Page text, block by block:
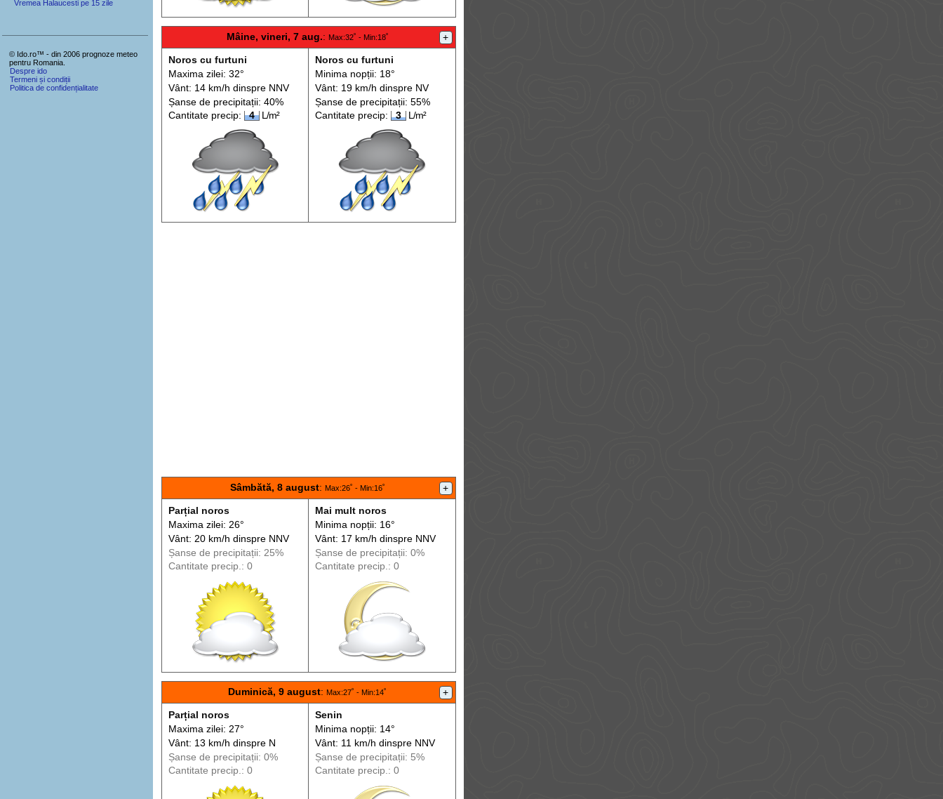
Mâine, vineri, 7 aug.: Max:32˚ - Min:18˚ +
Noros cu furtuni
Maxima zilei: 32°
Vânt: 14 km/h dinspreNNV
Șanse de precipitații: 40%
Cantitate precip:
4 L/m²
Noros cu furtuni
Minima nopții: 18°
Vânt: 19 km/h dinspreNV
Șanse de precipitații: 55%
Cantitate precip:
3 L/m²
Sâmbătă, 8 august: Max:26˚ - Min:16˚ +
Parțial noros
Maxima zilei: 26°
Vânt: 20 km/h dinspreNNV
Șanse de precipitații: 25%
Cantitate precip.: 0
Mai mult noros
Minima nopții: 16°
Vânt: 17 km/h dinspreNNV
Șanse de precipitații: 0%
Cantitate precip.: 0
Duminică, 9 august:Max:27˚ - Min:14˚ +
Parțial noros
Maxima zilei: 27°
Vânt: 13 km/h dinspreN
Șanse de precipitații: 0%
Cantitate precip.: 0
Senin
Minima nopții: 14°
Vânt: 11 km/h dinspreNNV
Șanse de precipitații: 5%
Cantitate precip.: 0
Vremea Halaucesti pe 15 zile
© Ido.ro™ - din 2006 prognoze meteo
pentru Romania.
Despre ido
Termeni și condiții
Politica de confidențialitate